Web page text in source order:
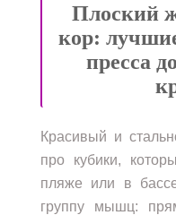
Плоский
кор:
пресса
Красивый и
про кубики,
пляже или в
группу мышц: